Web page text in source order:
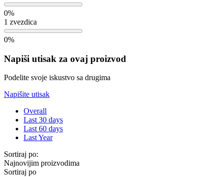
0%
1 zvezdica
0%
Napiši utisak za ovaj proizvod
Podelite svoje iskustvo sa drugima
Napišite utisak
Overall
Last 30 days
Last 60 days
Last Year
Sortiraj po:
Najnovijim proizvodima
Sortiraj po